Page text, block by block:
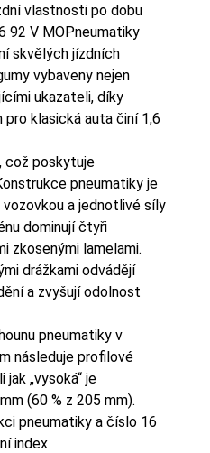
vlastnosti po dobu
92 V MOPneumatiky
skvělých jízdních
vybaveny nejen
ukazateli, díky
klasická auta činí 1,6
což poskytuje
pneumatiky je
a jednotlivé síly
dominují čtyři
zkosenými lamelami.
drážkami odvádějí
a zvyšují odolnost
pneumatiky v
následuje profilové
„vysoká“ je
(60 % z 205 mm).
pneumatiky a číslo 16
index